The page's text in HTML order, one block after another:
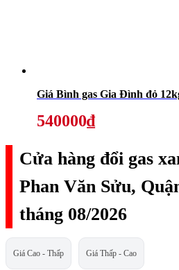
Giá Bình gas Gia Đình đỏ
540000₫
Cửa hàng đổi gas
Phan Văn Sửu,
tháng 08/2026
Giá Cao - Thấp Giá Thấp - Cao